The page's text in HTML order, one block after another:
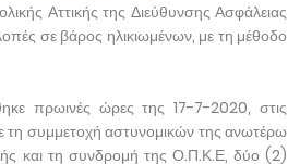
Αττικής της Διεύθυνσης Ασφάλειας
σε βάρος ηλικιωμένων, με τη μέθοδο
πρωινές ώρες της 17-7-2020, στις
τη συμμετοχή αστυνομικών της ανωτέρω
και τη συνδρομή της Ο.Π.Κ.Ε, δύο (2)